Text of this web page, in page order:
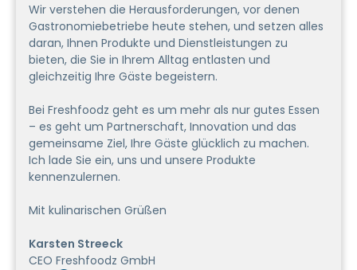
Wir verstehen die Herausforderungen, vor denen
Gastronomiebetriebe heute stehen, und setzen alles
daran, Ihnen Produkte und Dienstleistungen zu
bieten, die Sie in Ihrem Alltag entlasten und
gleichzeitig Ihre Gäste begeistern.
Bei Freshfoodz geht es um mehr als nur gutes Essen
– es geht um Partnerschaft, Innovation und das
gemeinsame Ziel, Ihre Gäste glücklich zu machen.
Ich lade Sie ein, uns und unsere Produkte
kennenzulernen.
Mit kulinarischen Grüßen
Karsten Streeck
CEO Freshfoodz GmbH